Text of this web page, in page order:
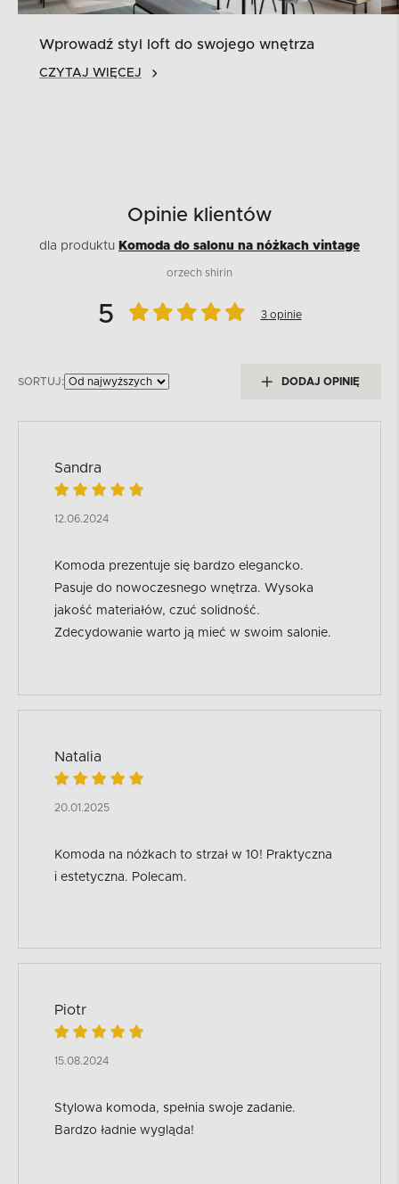
Wprowadź styl loft do swojego wnętrza
CZYTAJ WIĘCEJ
Opinie klientów
dla produktu Komoda do salonu na nóżkach vintage
orzech shirin
5 3 opinie
SORTUJ: DODAJ OPINIĘ
Sandra
12.06.2024
Komoda prezentuje się bardzo elegancko.
Pasuje do nowoczesnego wnętrza. Wysoka
jakość materiałów, czuć solidność.
Zdecydowanie warto ją mieć w swoim salonie.
Natalia
20.01.2025
Komoda na nóżkach to strzał w 10! Praktyczna
i estetyczna. Polecam.
Piotr
15.08.2024
Stylowa komoda, spełnia swoje zadanie.
Bardzo ładnie wygląda!